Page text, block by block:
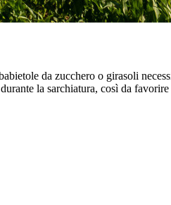
da zucchero o girasoli
la sarchiatura, così da